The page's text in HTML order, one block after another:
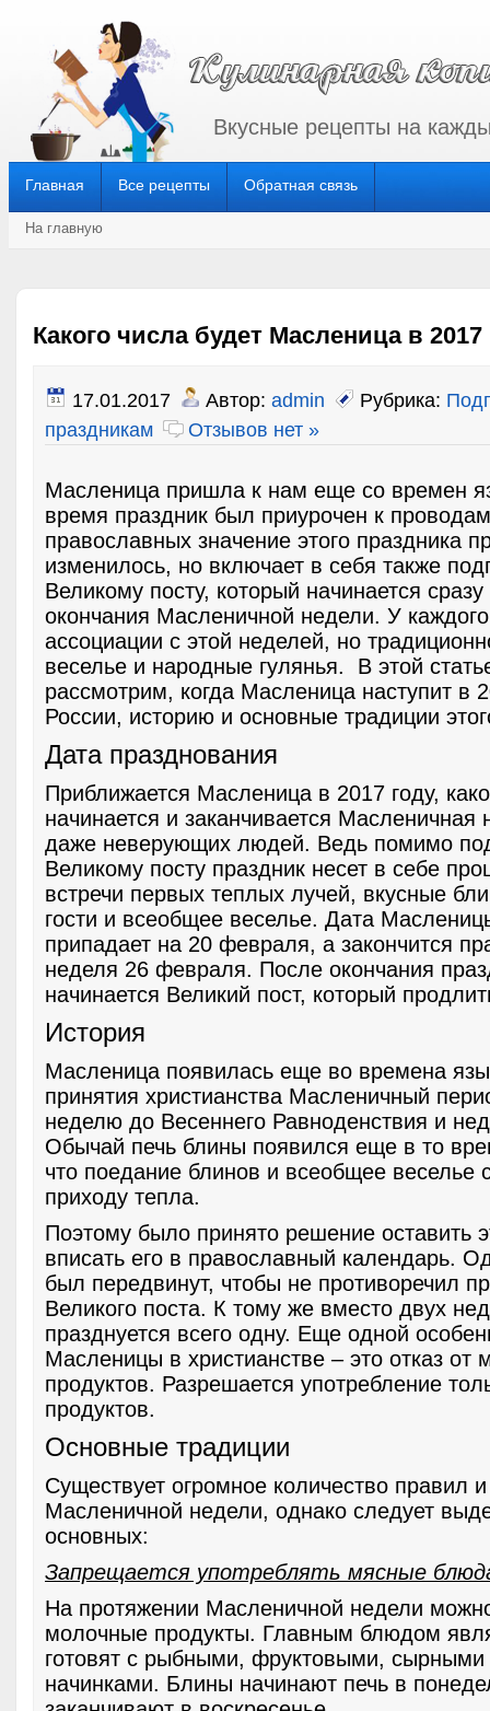
Вкусные рецепты на
Главная Все рецепты Обратная связь
На главную
Какого числа будет Масленица в 2017
17.01.2017 Автор: admin Рубрика:
праздникам
Отзывов нет »
Масленица пришла к нам еще со времен
время праздник был приурочен к
православных значение этого праздника
изменилось, но включает в себя также
Великому посту, который начинается
окончания Масленичной недели. У
ассоциации с этой неделей, но
веселье и народные гулянья. В этой
рассмотрим, когда Масленица наступит в
России, историю и основные традиции
Дата празднования
Приближается Масленица в 2017 году,
начинается и заканчивается Масленичная
даже неверующих людей. Ведь помимо
Великому посту праздник несет в себе
встречи первых теплых лучей, вкусные
гости и всеобщее веселье. Дата
припадает на 20 февраля, а закончится
неделя 26 февраля. После окончания
начинается Великий пост, который
История
Масленица появилась еще во времена
принятия христианства Масленичный
неделю до Весеннего Равноденствия и
Обычай печь блины появился еще в то
что поедание блинов и всеобщее веселье
приходу тепла.
Поэтому было принято решение оставить
вписать его в православный календарь.
был передвинут, чтобы не противоречил
Великого поста. К тому же вместо двух
празднуется всего одну. Еще одной
Масленицы в христианстве – это отказ от
продуктов. Разрешается употребление
продуктов.
Основные традиции
Существует огромное количество правил
Масленичной недели, однако следует
основных:
Запрещается употреблять мясные
На протяжении Масленичной недели
молочные продукты. Главным блюдом
готовят с рыбными, фруктовыми, сырными
начинками. Блины начинают печь в